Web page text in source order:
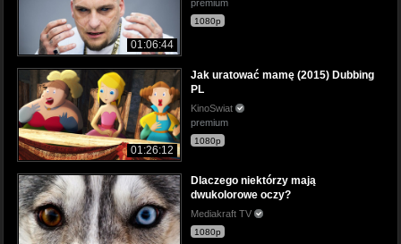
01:06:44
premium
1080p
01:26:12
Jak uratować mamę (2015) Dubbing
PL
KinoSwiat
premium
1080p
Dlaczego niektórzy mają
dwukolorowe oczy?
Mediakraft TV
1080p